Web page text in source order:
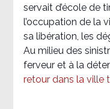
servait d’école de
l’occupation de la
sa libération, les
Au milieu des
ferveur et à la
retour dans la ville